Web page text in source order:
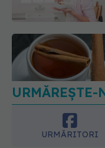
URMĂREȘTE-
URMĂRITORI